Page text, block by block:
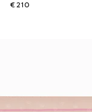
€ 210